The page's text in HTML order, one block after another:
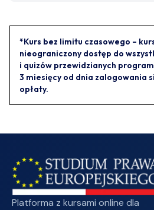
*Kurs bez limitu czasowego –
nieograniczony dostęp do
i quizów przewidzianych
3 miesięcy od dnia zalogowania
opłaty.
Platforma z kursami online dla